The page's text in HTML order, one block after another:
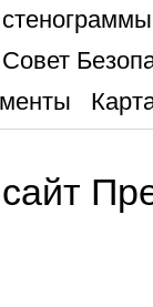
Совет